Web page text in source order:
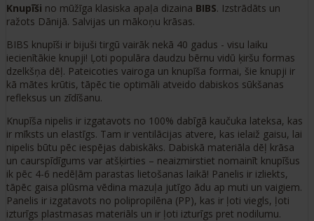
Knupīši no mūžīga klasiska apaļa dizaina BIBS. Izstrādāts un
ražots Dānijā. Salvijas un mākoņu krāsas.
BIBS knupīši ir bijuši tirgū vairāk nekā 40 gadus - visu laiku
iecienītākie knupji! Ļoti populāra daudzu bērnu vidū ķiršu formas
dzelkšņa dēļ. Pateicoties vairoga un knupīša formai, šie knupji ir
kā mātes krūtis, tāpēc tie optimāli atveido dabiskos sūkšanas
refleksus un zīdīšanu.
Knupīša nipelis ir izgatavots no 100% dabīgā kaučuka lateksa, kas
ir mīksts un elastīgs. Tam ir ventilācijas atvere, kas ielaiž gaisu, lai
nipelis būtu pēc iespējas dabiskāks. Dabiskā materiāla dēļ krāsa
un caurspīdīgums var atšķirties – neaizmirstiet nomainīt knupīšus
ik pēc 4-6 nedēļām parastas lietošanas laikā! Panelis ir izliekts,
tāpēc gaisa plūsma vēdina mazuļa jutīgo ādu ap muti un vaigiem.
Panelis ir izgatavots no polipropilēna (PP), kas ir ļoti viegls, ļoti
izturīgs plastmasas materiāls un ir ļoti izturīgs pret nodilumu.